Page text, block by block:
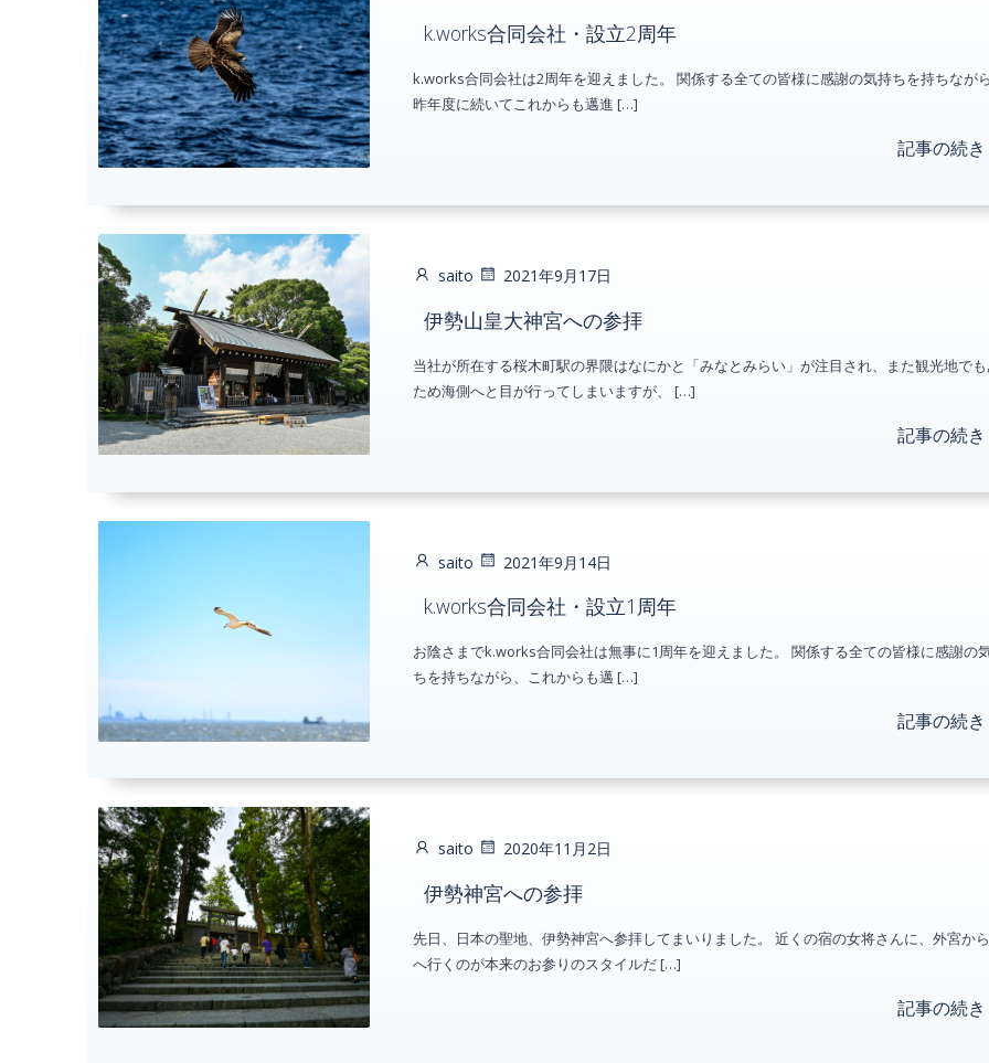
k.works合同会社・設立2周年
k.works合同会社は2周年を迎えました。 関係する全ての皆様に感謝の気持ちを持ちなが
昨年度に続いてこれからも邁進 […]
記事の続き
saito 2021年9月17日
伊勢山皇大神宮への参拝
当社が所在する桜木町駅の界隈はなにかと「みなとみらい」が注目され、また観光地で
ため海側へと目が行ってしまいますが、 […]
記事の続き
saito 2021年9月14日
k.works合同会社・設立1周年
お陰さまでk.works合同会社は無事に1周年を迎えました。 関係する全ての皆様に感謝の
ちを持ちながら、これからも邁 […]
記事の続き
saito 2020年11月2日
伊勢神宮への参拝
先日、日本の聖地、伊勢神宮へ参拝してまいりました。 近くの宿の女将さんに、外宮か
へ行くのが本来のお参りのスタイルだ […]
記事の続き